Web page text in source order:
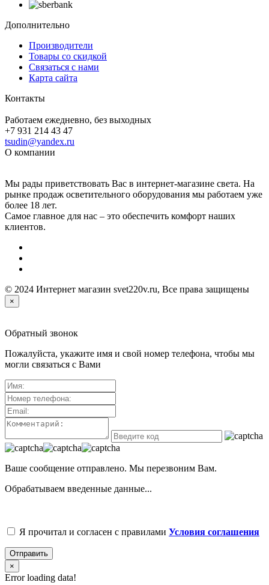
Дополнительно
Производители
Товары со скидкой
Связаться с нами
Карта сайта
Контакты
Работаем ежедневно, без выходных
+7 931 214 43 47
tsudin@yandex.ru
О компании
Мы рады приветствовать Вас в интернет-магазине света. На
рынке продаж осветительного оборудования мы работаем уже
более 18 лет.
Самое главное для нас – это обеспечить комфорт наших
клиентов.
© 2024 Интернет магазин svet220v.ru, Все права защищены
×
Обратный звонок
Пожалуйста, укажите имя и свой номер телефона, чтобы мы
могли связаться с Вами
Ваше сообщение отправлено. Мы перезвоним Вам.
Обрабатываем введенные данные...
Я прочитал и согласен с правилами Условия соглашения
Отправить
×
Error loading data!